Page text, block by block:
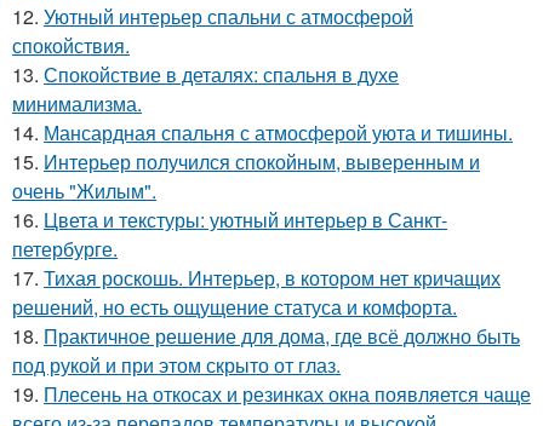
12. Уютный интерьер спальни с атмосферой
спокойствия.
13. Спокойствие в деталях: спальня в духе
минимализма.
14. Мансардная спальня с атмосферой уюта и тишины.
15. Интерьер получился спокойным, выверенным и
очень "Жилым".
16. Цвета и текстуры: уютный интерьер в Санкт-
петербурге.
17. Тихая роскошь. Интерьер, в котором нет кричащих
решений, но есть ощущение статуса и комфорта.
18. Практичное решение для дома, где всё должно быть
под рукой и при этом скрыто от глаз.
19. Плесень на откосах и резинках окна появляется чаще